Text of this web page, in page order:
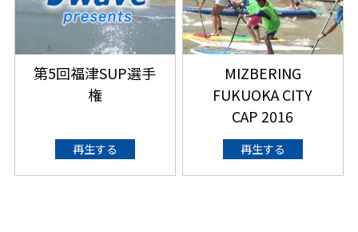
第5回福津SUP選手
権
再生する
MIZBERING
FUKUOKA CITY
CAP 2016
再生する